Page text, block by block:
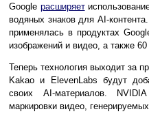
Google расширяет
водяных знаков для AI-
применялась в продуктах
изображений и видео, а также
Теперь технология выходит за
Kakao и ElevenLabs будут
своих AI-материалов.
маркировки видео,